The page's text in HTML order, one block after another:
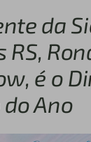
da
RS,
é o
Ano